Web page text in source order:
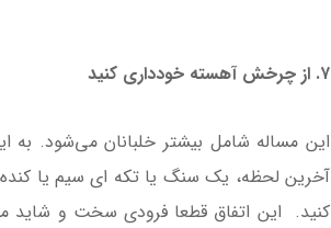
۷. از چرخش آهسته خودداری کنید
این مساله شامل بیشتر خلبانان می‌شود. به
آخرین لحظه، یک سنگ یا تکه ای سیم یا
کنید. این اتفاق قطعا فرودی سخت و شاید